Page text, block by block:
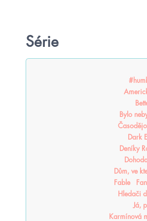
Série
Bylo
Dark
Deníky
Dům, ve
Fable
Hledači
Já,
Karmínová